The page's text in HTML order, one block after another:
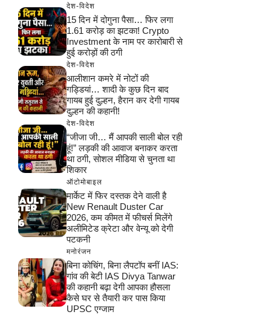
देश-विदेश
15 दिन में दोगुना पैसा… फिर लगा
1.61 करोड़ का झटका! Crypto
Investment के नाम पर कारोबारी से
हुई करोड़ों की ठगी
देश-विदेश
आलीशान कमरे में नोटों की
गड्डियां… शादी के कुछ दिन बाद
गायब हुई दुल्हन, हैरान कर देगी गायब
दुल्हन की कहानी!
देश-विदेश
“जीजा जी… मैं आपकी साली बोल रही
हूं!” लड़की की आवाज बनाकर करता
था ठगी, सोशल मीडिया से चुनता था
शिकार
ऑटोमोबाइल
मार्केट में फिर दस्तक देने वाली है
New Renault Duster Car
2026, कम कीमत में फीचर्स मिलेंगे
अलीमिटेड क्रेटा और वेन्यू को देगी
पटकनी
मनोरंजन
बिना कोचिंग, बिना लैपटॉप बनीं IAS:
गांव की बेटी IAS Divya Tanwar
की कहानी बढ़ा देगी आपका हौसला
कैसे घर से तैयारी कर पास किया
UPSC एग्जाम